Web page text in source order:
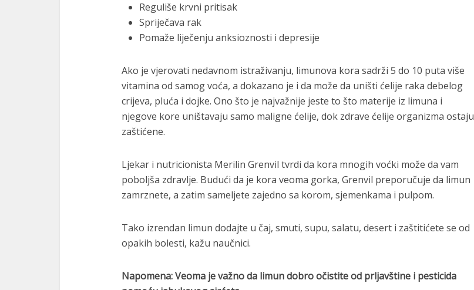
Reguliše krvni pritisak
Spriječava rak
Pomaže liječenju anksioznosti i depresije
Ako je vjerovati nedavnom istraživanju, limunova kora sadrži 5 do 10 puta više
vitamina od samog voća, a dokazano je i da može da uništi ćelije raka debelog
crijeva, pluća i dojke. Ono što je najvažnije jeste to što materije iz limuna i
njegove kore uništavaju samo maligne ćelije, dok zdrave ćelije organizma ostaju
zaštićene.
Ljekar i nutricionista Merilin Grenvil tvrdi da kora mnogih voćki može da vam
poboljša zdravlje. Budući da je kora veoma gorka, Grenvil preporučuje da limun
zamrznete, a zatim sameljete zajedno sa korom, sjemenkama i pulpom.
Tako izrendan limun dodajte u čaj, smuti, supu, salatu, desert i zaštitićete se od
opakih bolesti, kažu naučnici.
Napomena: Veoma je važno da limun dobro očistite od prljavštine i pesticida